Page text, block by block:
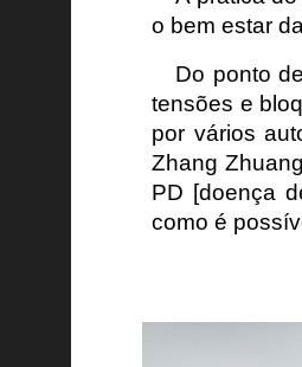
o bem estar
Do ponto
tensões e
por vários
Zhang
PD [doença
como é